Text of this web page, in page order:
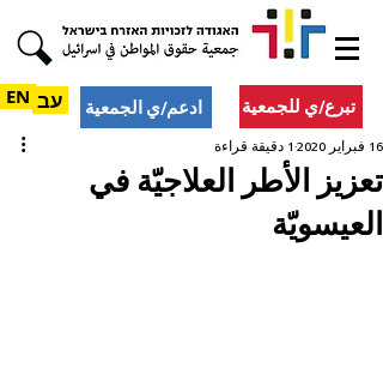
עב ادعم/ي الجمعية EN تبرع/ي للجمعية
تعزيز الأطر العلاجيّة في
العيسويّة
16 فبراير 2020 1 دقيقة قراءة